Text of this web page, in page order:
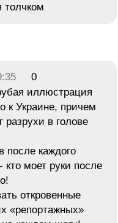
толчком
0
иллюстрация
к Украине, причем
разрухи в голове
после каждого
моет руки после
откровенные
«репортажных»